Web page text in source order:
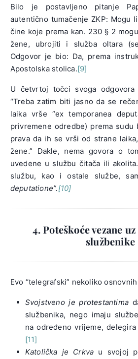
Bilo je postavljeno pitanje
autentično tumačenje ZKP: Mogu
čine koje prema kan. 230 § 2
žene, ubrojiti i služba oltara
Odgovor je bio: Da, prema
Apostolska stolica.[9]
U četvrtoj točci svoga
“Treba zatim biti jasno da se
laika vrše “ex temporanea
privremene odredbe) prema sudu
prava da ih se vrši od strane
žene.” Dakle, nema govora o
uvedene u službu čitača ili
službu, kao i ostale službe,
deputatione”.[10]
4. Poteškoće vezane
službenike
Evo “telegrafski” nekoliko
Svojstveno je protestantima
službenika, nego imaju
na određeno vrijeme,
[11]
Katolička je Crkva u svojoj